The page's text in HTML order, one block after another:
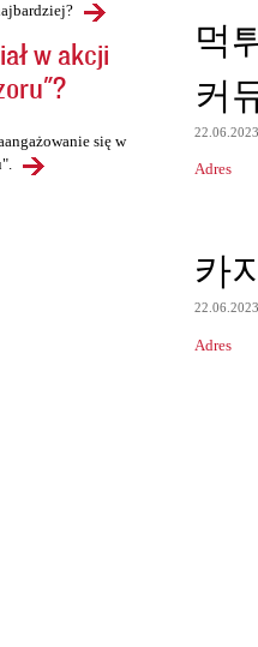
w akcji
się w
먹
커
22.06.2023
Adres
카
22.06.2023
Adres